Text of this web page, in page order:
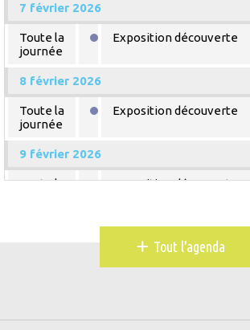
7 février 2026
Toute la
journée
Exposition découverte
8 février 2026
Toute la
journée
Exposition découverte
9 février 2026
Toute la
Exposition découverte
10 février 2026
Exposition découverte
+ Tout l'agenda